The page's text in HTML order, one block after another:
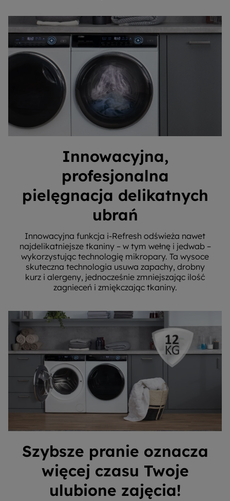
Innowacyjna,
profesjonalna
pielęgnacja delikatnych
ubrań
Innowacyjna funkcja i-Refresh odświeża nawet
najdelikatniejsze tkaniny – w tym wełnę i jedwab –
wykorzystując technologię mikropary. Ta wysoce
skuteczna technologia usuwa zapachy, drobny
kurz i alergeny, jednocześnie zmniejszając ilość
zagnieceń i zmiękczając tkaniny.
Szybsze pranie oznacza
więcej czasu Twoje
ulubione zajęcia!